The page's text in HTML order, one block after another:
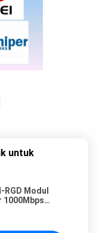
untuk
Modul
1000Mbps